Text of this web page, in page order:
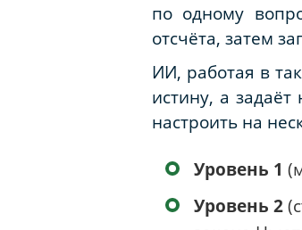
по одному
отсчёта, затем
ИИ, работая в
истину, а
настроить на
Уровень 1
Уровень 2